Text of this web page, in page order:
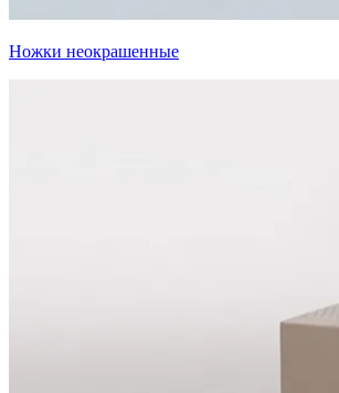
Ножки неокрашенные